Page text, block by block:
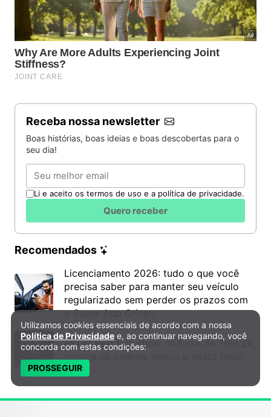
na América Latina. A programação ocorre entre 9 e
11 de julho com a Semana de Vela de Monotipos.
Já entre 24 de julho e 1º de agosto acontecem as
disputas da classe Oceano, reunindo
aproximadamente 120 embarcações e cerca de
1.500 velejadores brasileiros e estrangeiros.
Ubatuba destaca festas tradicionais e
Em Ubatuba, o calendário começa com a 103ª Festa
de São Pedro Pescador, uma das celebrações mais
tradicionais do município. O evento reúne
apresentações musicais, gastronomia típica,
manifestações religiosas e atividades culturais.
Receba nossa newsletter
Boas histórias, boas ideias e boas descobertas para o
seu dia!
Email
Li e aceito os termos de uso e a política de privacidade.
Quero receber
Recomendados
Licenciamento 2026: tudo o que você
precisa saber para manter seu veículo
regularizado sem perder os prazos com
o Super App Gringo
6º DH Fest tem show na faixa de Tom Zé,
Política de Privacidade e Cookies
Utilizamos cookies essenciais de acordo com a nossa
Política de Privacidade e, ao continuar navegando, você
concorda com estas condições:
PROSSEGUIR